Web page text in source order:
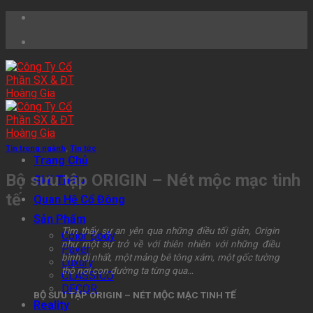
Skip
content
Trang Chủ
Giới Thiệu
Quan Hệ Cổ Đông
Sản Phẩm
Color Body
Paver
Luxury
CLASSICO
DECOR
Reality
Tin trong ngành, Tin tức
Bộ sưu tập ORIGIN – Nét mộc mạc tinh
tế
Tìm thấy sự an yên qua những điều tối giản, Origin
như một sự trở về với thiên nhiên với những điều
bình dị nhất, một mảng bê tông xám, một gốc tường
thô nơi con đường ta từng qua…
BỘ SƯU TẬP ORIGIN – NÉT MỘC MẠC TINH TẾ